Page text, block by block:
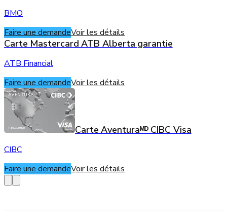
BMO
Faire une demandeVoir les détails
Carte Mastercard ATB Alberta garantie
ATB Financial
Faire une demandeVoir les détails
Carte Aventuraᴹᴰ CIBC Visa
CIBC
Faire une demandeVoir les détails